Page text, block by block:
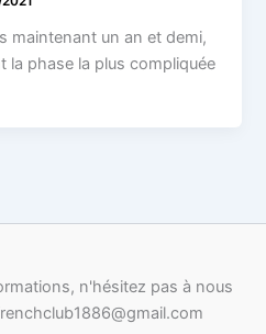
maintenant un an et demi,
la phase la plus compliquée
n'hésitez pas à nous